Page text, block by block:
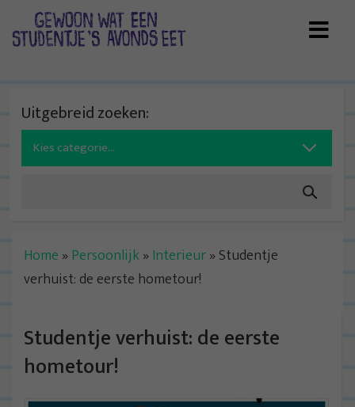
Uitgebreid zoeken:
Search
for:
Home » Persoonlijk» Interieur» Studentje
verhuist: de eerste hometour!
Studentje verhuist: de eerste
hometour!